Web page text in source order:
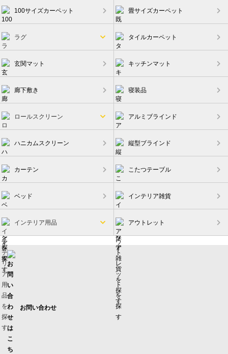
100サイズカーペット 畳サイズカーペット
ラグ タイルカーペット
玄関マット キッチンマット
廊下敷き 寝装品
ロールスクリーン アルミブラインド
ハニカムスクリーン 縦型ブラインド
カーテン こたつテーブル
ベッド インテリア雑貨
インテリア用品 アウトレット
お問い合わせ